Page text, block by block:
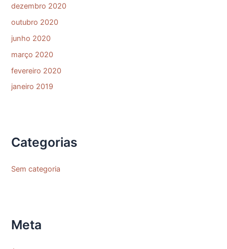
dezembro 2020
outubro 2020
junho 2020
março 2020
fevereiro 2020
janeiro 2019
Categorias
Sem categoria
Meta